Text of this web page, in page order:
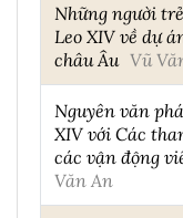
Những người
Leo XIV về dự
châu Âu Vũ
Nguyên văn
XIV với Các
các vận động
Văn An